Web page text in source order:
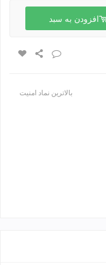
افزودن به سبد
بالاترین نماد امنیت